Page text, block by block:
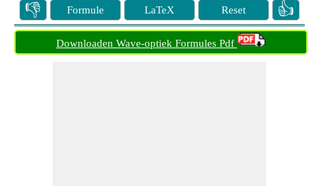
👎 Formule LaTeX Reset 👍
Downloaden Wave-optiek Formules Pdf